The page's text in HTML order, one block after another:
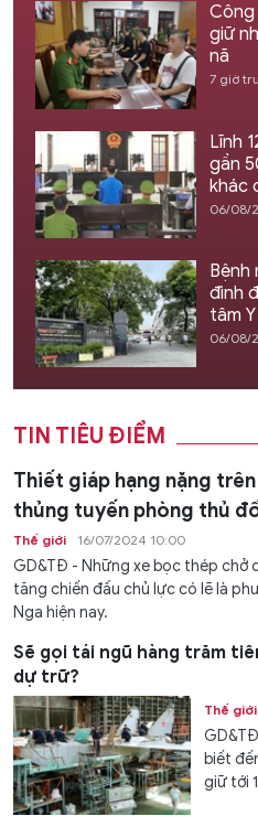
Công
giữ
nã
7 giờ
Lĩnh
gần
khác
06/08/
Bệnh
đình
tâm
06/08/
TIN TIÊU ĐIỂM
Thiết giáp hạng nặng
thủng tuyến phòng thủ
Thế giới 16/07/2024 10:00
GD&TĐ - Những xe bọc thép chở
tăng chiến đấu chủ lực có lẽ là
Nga hiện nay.
Sẽ gọi tái ngũ hàng trăm
dự trữ?
Thế giới
biết
giữ tới